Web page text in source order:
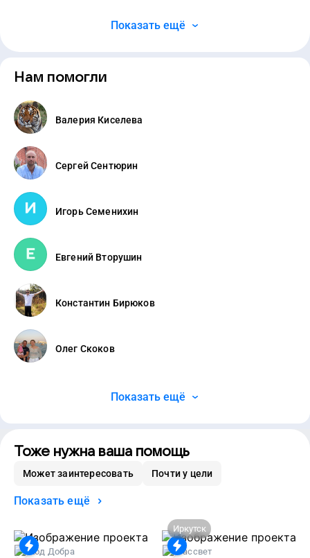
Показать ещё
Нам помогли
Валерия Киселева
Сергей Сентюрин
Игорь Семенихин
Евгений Вторушин
Константин Бирюков
Олег Скоков
Показать ещё
Тоже нужна ваша помощь
Может заинтересовать Почти у цели
Показать ещё
Код Добра
Иркутск
Рассвет